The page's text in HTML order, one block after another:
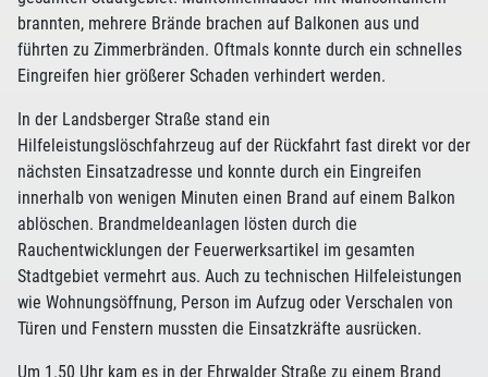
brannten, mehrere Brände brachen auf Balkonen aus und
führten zu Zimmerbränden. Oftmals konnte durch ein schnelles
Eingreifen hier größerer Schaden verhindert werden.
In der Landsberger Straße stand ein
Hilfeleistungslöschfahrzeug auf der Rückfahrt fast direkt vor der
nächsten Einsatzadresse und konnte durch ein Eingreifen
innerhalb von wenigen Minuten einen Brand auf einem Balkon
ablöschen. Brandmeldeanlagen lösten durch die
Rauchentwicklungen der Feuerwerksartikel im gesamten
Stadtgebiet vermehrt aus. Auch zu technischen Hilfeleistungen
wie Wohnungsöffnung, Person im Aufzug oder Verschalen von
Türen und Fenstern mussten die Einsatzkräfte ausrücken.
Um 1.50 Uhr kam es in der Ehrwalder Straße zu einem Brand